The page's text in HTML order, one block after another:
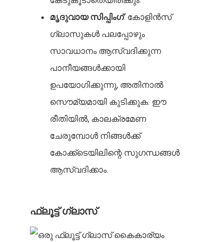
മൃദുവായ സിപ്പിംഗ്: കോളിൻസ്
ഗ്ലാസുകൾ പലപ്പോഴും
സാവധാനം ആസ്വദിക്കുന്ന
പാനീയങ്ങൾക്കായി
ഉപയോഗിക്കുന്നു, അതിനാൽ
സൌമ്യമായി കുടിക്കുക. ഈ
രീതിയിൽ, കാലക്രമേണ
ചേരുമ്പോൾ നിങ്ങൾക്ക്
കോക്ക്ടെയിലിന്റെ സുഗന്ധങ്ങൾ
ആസ്വദിക്കാം.
ഫ്ലൂട്ട് ഗ്ലാസ്